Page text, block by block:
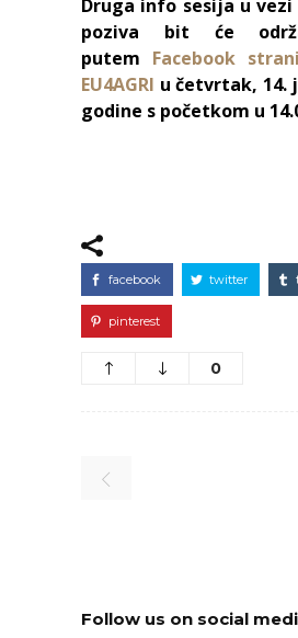
Druga info sesija u
poziva bit će
putem Facebook
EU4AGRI u četvrtak, 14.
godine s početkom u
facebook twitter
pinterest
0
Follow us on social